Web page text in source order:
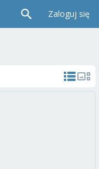
Zaloguj się